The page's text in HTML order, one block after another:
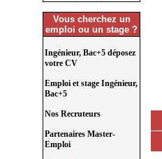
Vous cherchez un
emploi ou un stage ?
Ingénieur, Bac+5 déposez
votre CV
Emploi et stage Ingénieur,
Bac+5
Nos Recruteurs
Partenaires Master-
Emploi